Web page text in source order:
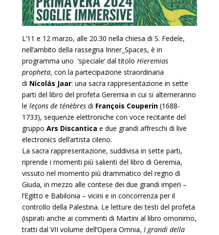
L’11 e 12 marzo, alle 20.30 nella chiesa di S. Fedele,
nell’ambito della rassegna Inner_Spaces, è in
programma uno ‘speciale’ dal titolo Hieremias
propheta, con la partecipazione straordinaria
di Nicolás Jaar: una sacra rappresentazione in sette
parti del libro del profeta Geremia in cui si alterneranno
le leçons de ténèbresdi François Couperin(1688-
1733), sequenze elettroniche con voce recitante del
gruppo Ars Discantica e due grandi affreschi di live
electronics dell’artista cileno.
La sacra rappresentazione, suddivisa in sette parti,
riprende i momenti più salienti del libro di Geremia,
vissuto nel momento più drammatico del regno di
Giuda, in mezzo alle contese dei due grandi imperi –
l’Egitto e Babilonia – vicini e in concorrenza per il
controllo della Palestina. Le letture dei testi del profeta
(ispirati anche ai commenti di Martini al libro omonimo,
tratti dal VII volume dell’Opera Omnia, I grandi della